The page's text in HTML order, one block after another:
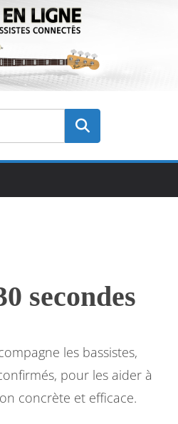
secondes
les bassistes,
pour les aider à
concrète et efficace.